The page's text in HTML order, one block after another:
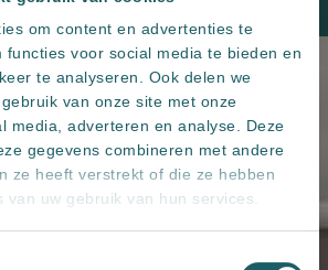
om content en advertenties te
functies voor social media te bieden en
te analyseren. Ook delen we
van onze site met onze
media, adverteren en analyse. Deze
gegevens combineren met andere
ze heeft verstrekt of die ze hebben
uw gebruik van hun services.